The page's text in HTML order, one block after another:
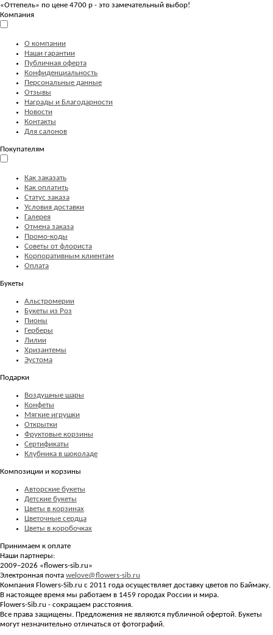
«Оттепель» по цене 4700 р - это замечательный выбор!
Компания
О компании
Наши гарантии
Публичная оферта
Конфиденциальность
Персональные данные
Отзывы
Награды и Благодарности
Новости
Контакты
Для салонов
Покупателям
Как заказать
Как оплатить
Статус заказа
Условия доставки
Галерея
Отмена заказа
Промо-коды
Советы от флориста
Корпоративным клиентам
Оплата
Букеты
Альстромерии
Букеты из Роз
Пионы
Герберы
Лилии
Хризантемы
Эустома
Подарки
Воздушные шары
Конфеты
Мягкие игрушки
Открытки
Фруктовые корзины
Сертификаты
Клубника в шоколаде
Композиции и корзины
Авторские букеты
Детские букеты
Цветы в корзинах
Цветочные сердца
Цветы в коробочках
Принимаем к оплате
Наши партнеры:
2009–2026 «flowers-sib.ru»
Электронная почта welove@flowers-sib.ru
Компания Flowers-Sib.ru с 2011 года осуществляет доставку цветов по Баймаку.
В настоящее время мы работаем в 1459 городах России и мира.
Flowers-Sib.ru - сокращаем расстояния.
Все права защищены. Предложения не являются публичной офертой. Букеты
могут незначительно отличаться от фотографий.